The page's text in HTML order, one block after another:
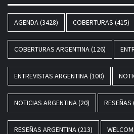
AGENDA(3428) COBERTURAS (415)
COBERTURAS ARGENTINA(126)
ENTREVISTAS ARGENTINA(100)
NOTICIAS ARGENTINA(20) RESEÑAS
RESEÑAS ARGENTINA(213)